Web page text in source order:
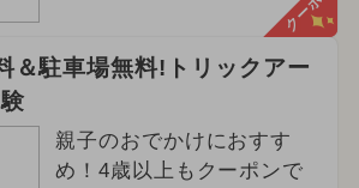
＆駐車場無料!トリックアー
親子のおでかけにおすす
め！4歳以上もクーポンで